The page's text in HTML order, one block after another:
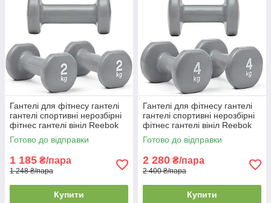
Гантелі для фітнесу гантелі
гантелі спортивні нерозбірні
фітнес гантелі вініл Reebok
Dumbbells 2 шт по 2 кг сірі
Готово до відправки
1 185 ₴/пара
1 248 ₴/пара
Купити
Гантелі для фітнесу гантелі
гантелі спортивні нерозбірні
фітнес гантелі вініл Reebok
Dumbbells 2 шт по 4 кг сірі
Готово до відправки
2 280 ₴/пара
2 400 ₴/пара
Купити